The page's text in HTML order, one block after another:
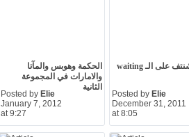
الحكمة وهوبس والمآتا
والامارات في المجموعة
الثانية
Posted by Elie
January 7, 2012
at 9:27
ايلي مشنتف على الـ waiting
Posted by Elie
December 31, 2011
at 8:05